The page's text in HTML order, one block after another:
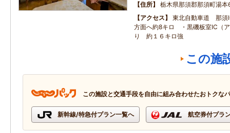
住所
栃木県那須郡那須町湯
アクセス
東北自動車道 那
方面へ約8キロ ・黒磯板室IC（
り 約１６キロ強
この施
この施設と交通手段を自由に組み合わせたおトクな
新幹線/特急付プラン一覧へ 航空券付プラ